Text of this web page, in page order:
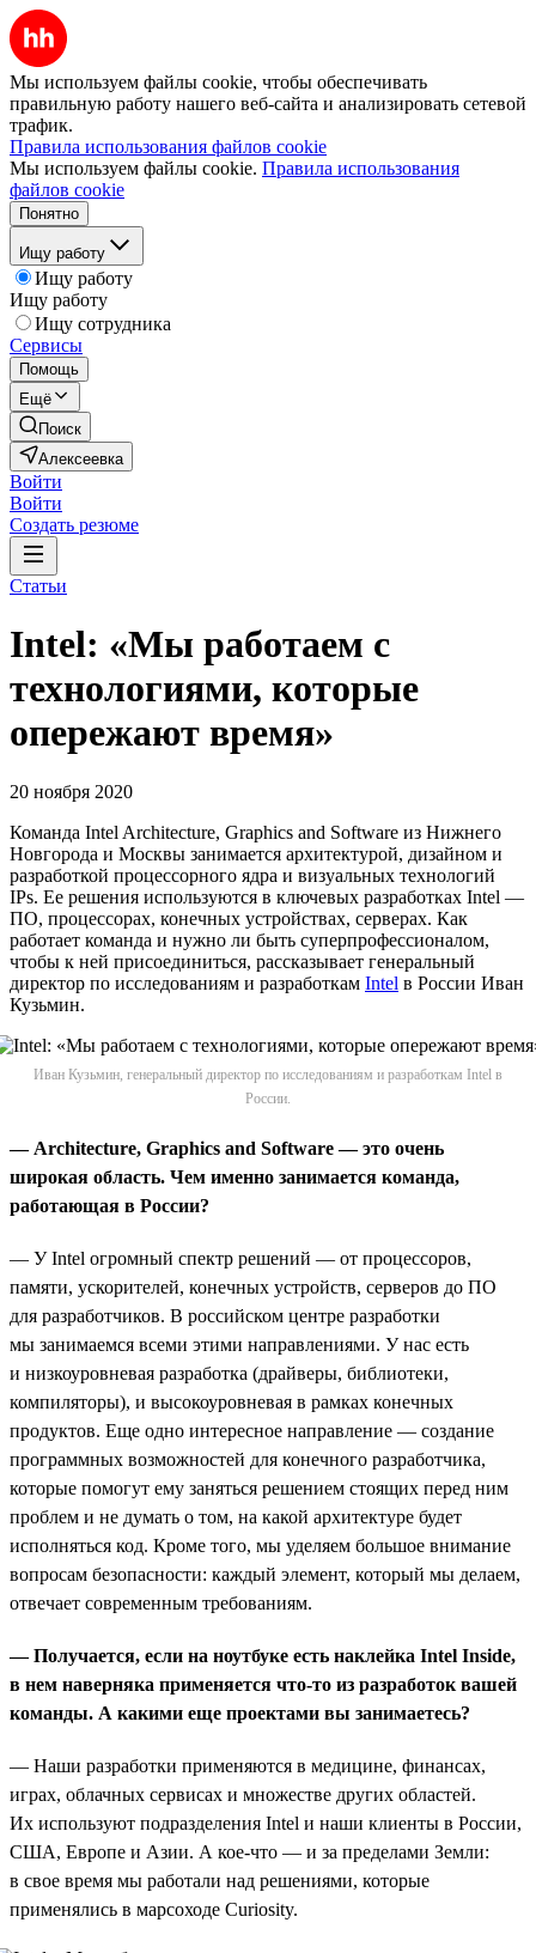
Мы используем файлы cookie, чтобы обеспечивать
правильную работу нашего веб-сайта и анализировать сетевой
трафик.
Правила использования файлов cookie
Мы используем файлы cookie. Правила использования
файлов cookie
Понятно
Ищу работу
Ищу работу
Ищу работу
Ищу сотрудника
Сервисы
Помощь
Ещё
Поиск
Алексеевка
Войти
Войти
Создать резюме
Статьи
Intel: «Мы работаем с
технологиями, которые
опережают время»
20 ноября 2020
Команда Intel Architecture, Graphics and Software из Нижнего
Новгорода и Москвы занимается архитектурой, дизайном и
разработкой процессорного ядра и визуальных технологий
IPs. Ее решения используются в ключевых разработках Intel —
ПО, процессорах, конечных устройствах, серверах. Как
работает команда и нужно ли быть суперпрофессионалом,
чтобы к ней присоединиться, рассказывает генеральный
директор по исследованиям и разработкам Intel в России Иван
Кузьмин.
Иван Кузьмин, генеральный директор по исследованиям и разработкам Intel в
России.
— Architecture, Graphics and Software —это очень
широкая область. Чем именно занимается команда,
работающая в России?
— У Intel огромный спектр решений — от процессоров,
памяти, ускорителей, конечных устройств, серверов до ПО
для разработчиков. В российском центре разработки
мы занимаемся всеми этими направлениями. У нас есть
и низкоуровневая разработка (драйверы, библиотеки,
компиляторы), и высокоуровневая в рамках конечных
продуктов. Еще одно интересное направление — создание
программных возможностей для конечного разработчика,
которые помогут ему заняться решением стоящих перед ним
проблем и не думать о том, на какой архитектуре будет
исполняться код. Кроме того, мы уделяем большое внимание
вопросам безопасности: каждый элемент, который мы делаем,
отвечает современным требованиям.
— Получается, если на ноутбуке есть наклейка Intel Inside,
в нем наверняка применяется что-то из разработок вашей
команды. А какими еще проектами вы занимаетесь?
— Наши разработки применяются в медицине, финансах,
играх, облачных сервисах и множестве других областей.
Их используют подразделения Intel и наши клиенты в России,
США, Европе и Азии. А кое-что — и за пределами Земли:
в свое время мы работали над решениями, которые
применялись в марсоходе Curiosity.